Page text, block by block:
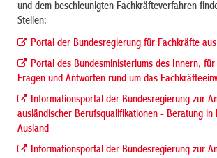
und dem beschleunigten Fachkräfteverfahren
Stellen:
Portal der Bundesregierung für Fachkräfte
Portal des Bundesministeriums des Innern,
Fragen und Antworten rund um das
Informationsportal der Bundesregierung zur
ausländischer Berufsqualifikationen - Beratung in
Ausland
Informationsportal der Bundesregierung zur